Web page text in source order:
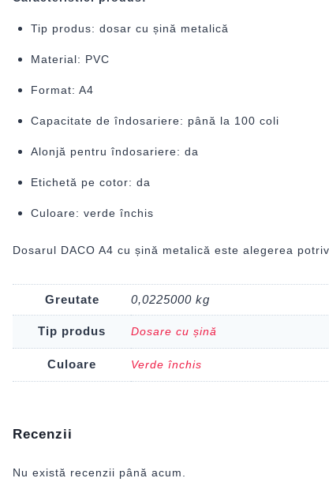
Tip produs: dosar cu șină metalică
Material: PVC
Format: A4
Capacitate de îndosariere: până la 100 coli
Alonjă pentru îndosariere: da
Etichetă pe cotor: da
Culoare: verde închis
Dosarul DACO A4 cu șină metalică este alegerea
Greutate 0,0225000 kg
Tip produs Dosare cu șină
Culoare Verde închis
Recenzii
Nu există recenzii până acum.